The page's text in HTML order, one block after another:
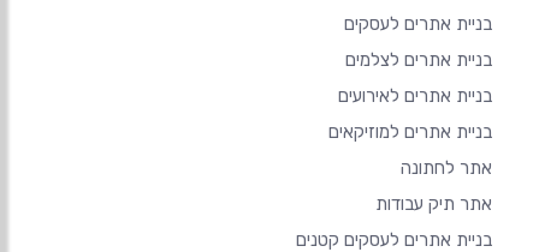
בניית אתרים לעסקים
בניית אתרים לצלמים
בניית אתרים לאירועים
בניית אתרים למוזיקאים
אתר לחתונה
אתר תיק עבודות
בניית אתרים לעסקים קטנים